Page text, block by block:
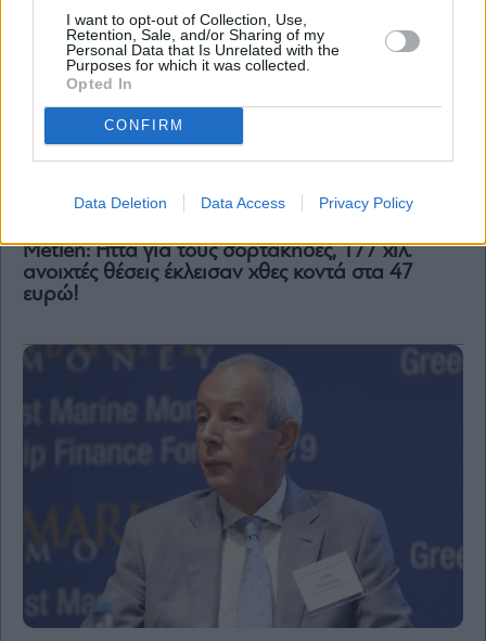
I want to opt-out of Collection, Use,
Retention, Sale, and/or Sharing of my
Personal Data that Is Unrelated with the
Purposes for which it was collected.
Opted In
CONFIRM
Data Deletion Data Access Privacy Policy
Metlen: Ήττα για τους σορτάκηδες, 177 χιλ.
ανοιχτές θέσεις έκλεισαν χθες κοντά στα 47
ευρώ!